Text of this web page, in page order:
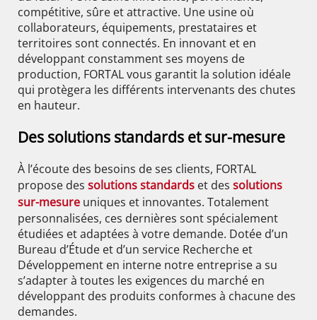
compétitive, sûre et attractive. Une usine où
collaborateurs, équipements, prestataires et
territoires sont connectés. En innovant et en
développant constamment ses moyens de
production, FORTAL vous garantit la solution idéale
qui protègera les différents intervenants des chutes
en hauteur.
Des solutions standards et sur-mesure
À l’écoute des besoins de ses clients, FORTAL
propose des solutions standards et des solutions
sur-mesure uniques et innovantes. Totalement
personnalisées, ces dernières sont spécialement
étudiées et adaptées à votre demande. Dotée d’un
Bureau d’Étude et d’un service Recherche et
Développement en interne notre entreprise a su
s’adapter à toutes les exigences du marché en
développant des produits conformes à chacune des
demandes.